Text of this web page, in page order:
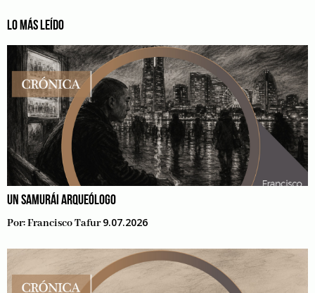
LO MÁS LEÍDO
UN SAMURÁI ARQUEÓLOGO
Por:Francisco Tafur 9.07.2026